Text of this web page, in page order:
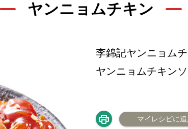
ヤンニョムチキン
李錦記ヤンニョム
ヤンニョムチキン
マイレシピに追